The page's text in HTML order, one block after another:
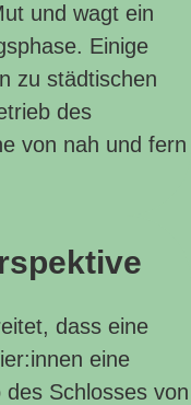
und wagt ein
Einige
zu städtischen
des
von nah und fern
dass eine
eine
Schlosses von